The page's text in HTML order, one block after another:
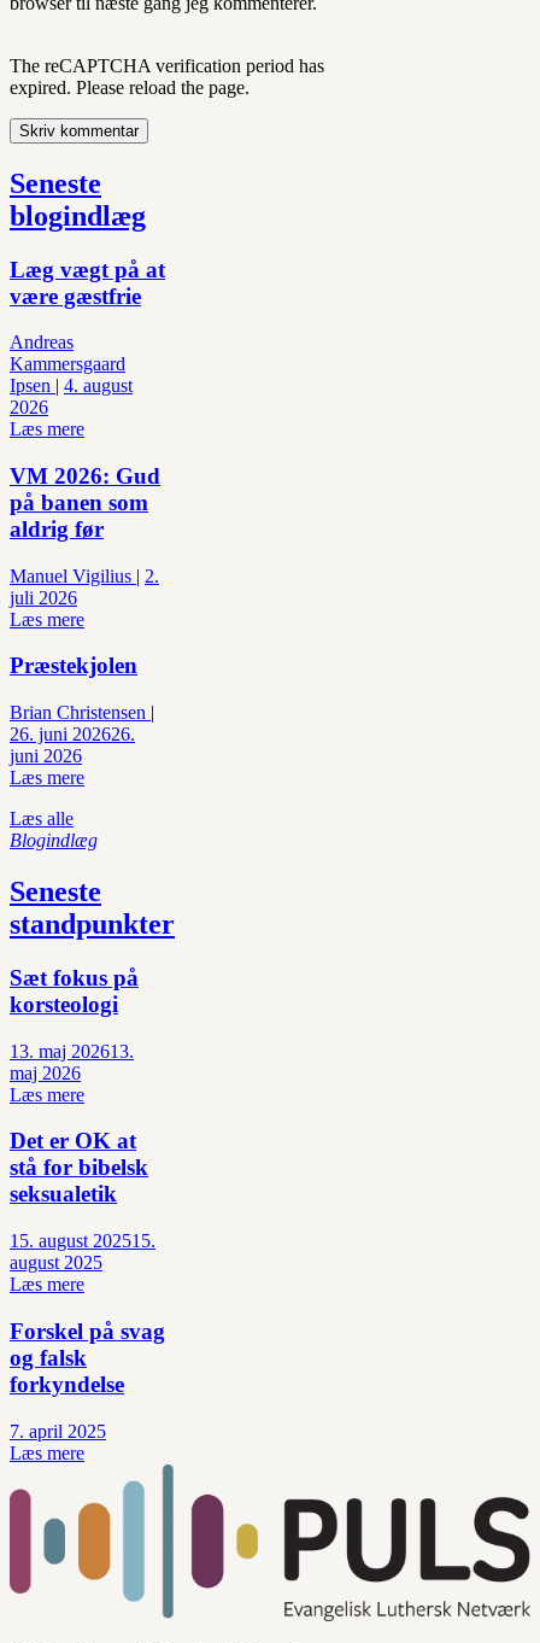
The reCAPTCHA verification period has
expired. Please reload the page.
Seneste
blogindlæg
Læg vægt på at
være gæstfrie
Andreas
Kammersgaard
Ipsen | 4. august
2026
Læs mere
VM 2026: Gud
på banen som
aldrig før
Manuel Vigilius | 2.
juli 2026
Læs mere
Præstekjolen
Brian Christensen |
26. juni 202626.
juni 2026
Læs mere
Læs alle
Blogindlæg
Seneste
standpunkter
Sæt fokus på
korsteologi
13. maj 202613.
maj 2026
Læs mere
Det er OK at
stå for bibelsk
seksualetik
15. august 202515.
august 2025
Læs mere
Forskel på svag
og falsk
forkyndelse
7. april 2025
Læs mere